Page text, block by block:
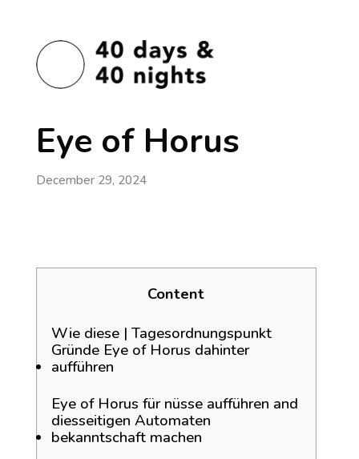
Eye of Horus
December 29, 2024
Content
Wie diese | Tagesordnungspunkt
Gründe Eye of Horus dahinter
aufführen
Eye of Horus für nüsse aufführen and
diesseitigen Automaten
bekanntschaft machen